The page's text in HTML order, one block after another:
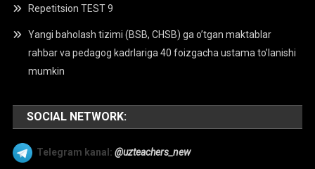
Repetitsion TEST 9
Yangi baholash tizimi (BSB, CHSB) ga o’tgan maktablar
rahbar va pedagog kadrlariga 40 foizgacha ustama to’lanishi
mumkin
SOCIAL NETWORK:
Telegram kanal: @uzteachers_new